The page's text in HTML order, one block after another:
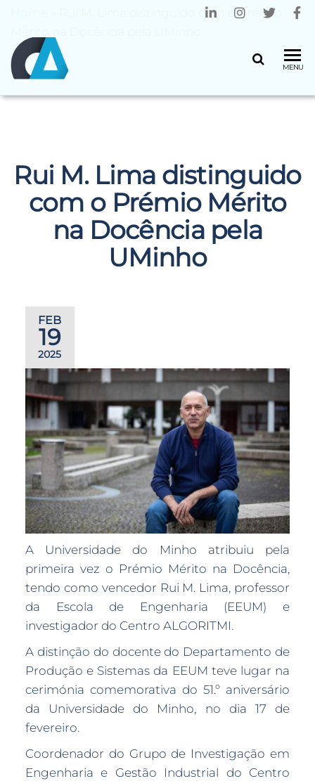
MENU
Rui M. Lima distinguido com o Prémio
Rui M. Lima distinguido
com o Prémio Mérito
na Docência pela
UMinho
FEB
19
2025
A Universidade do Minho atribuiu pela
primeira vez o Prémio Mérito na Docência,
tendo como vencedor Rui M. Lima, professor
da Escola de Engenharia (EEUM) e
investigador do Centro ALGORITMI.
A distinção do docente do Departamento de
Produção e Sistemas da EEUM teve lugar na
cerimónia comemorativa do 51.º aniversário
da Universidade do Minho, no dia 17 de
fevereiro.
Coordenador do Grupo de Investigação em
Engenharia e Gestão Industrial do Centro